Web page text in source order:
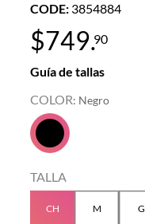
CODE: 3854884
$749.90
Guía de tallas
COLOR: Negro
TALLA
CH M G